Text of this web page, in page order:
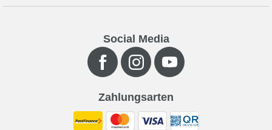
Social Media
Zahlungsarten